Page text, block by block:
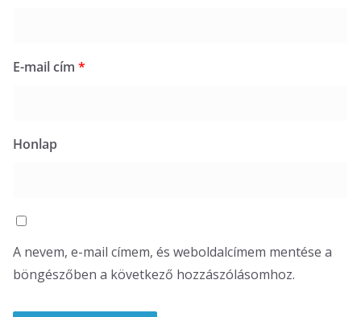
E-mail cím *
Honlap
A nevem, e-mail címem, és weboldalcímem mentése a
böngészőben a következő hozzászólásomhoz.